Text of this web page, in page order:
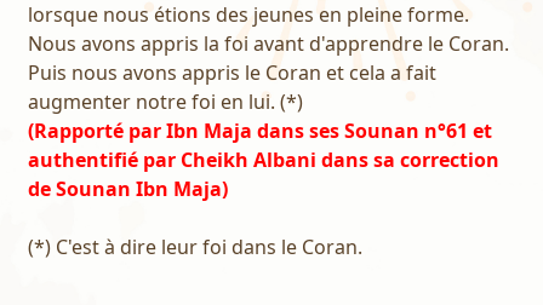
lorsque nous étions des jeunes en pleine forme.
Nous avons appris la foi avant d'apprendre le Coran.
Puis nous avons appris le Coran et cela a fait
augmenter notre foi en lui. (*)
(Rapporté par Ibn Maja dans ses Sounan n°61 et
authentifié par Cheikh Albani dans sa correction
de Sounan Ibn Maja)
(*) C'est à dire leur foi dans le Coran.